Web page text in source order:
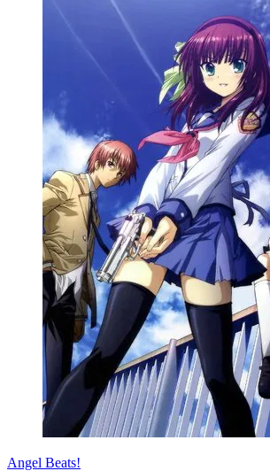
Angel Beats!